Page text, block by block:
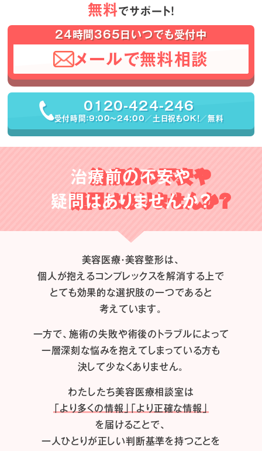
無料でサポート！
24時間365日いつでも受付中
メールで無料相談
0120-424-246
受付時間：9:00〜24:00／土日祝もOK！／無料
治療前の不安や
疑問はありませんか？
美容医療・美容整形は、
個人が抱えるコンプレックスを解消する上で
とても効果的な選択肢の一つであると
考えています。
一方で、施術の失敗や術後のトラブルによって
一層深刻な悩みを抱えてしまっている方も
決して少なくありません。
わたしたち美容医療相談室は
「より多くの情報」「より正確な情報」
を届けることで、
一人ひとりが正しい判断基準を持つことを